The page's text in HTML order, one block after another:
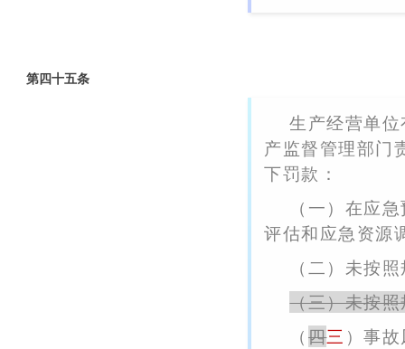
第四十五条
生产经营单
产监督管理部门
下罚款：
（一）在应
评估和应急资源
（二）未按
（三）未按
（ 四三 ）事